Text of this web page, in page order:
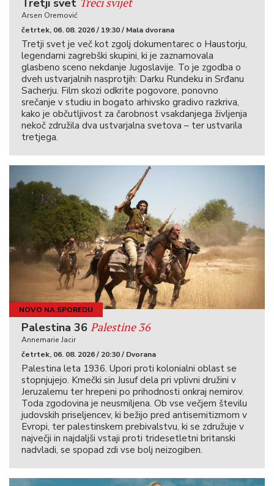
Tretji svet
Arsen Oremović
četrtek, 06. 08. 2026 / 19:30 / Mala dvorana
Tretji svet je več kot zgolj dokumentarec o Haustorju,
legendarni zagrebški skupini, ki je zaznamovala
glasbeno sceno nekdanje Jugoslavije. To je zgodba o
dveh ustvarjalnih nasprotjih: Darku Rundeku in Srđanu
Sacherju. Film skozi odkrite pogovore, ponovno
srečanje v studiu in bogato arhivsko gradivo razkriva,
kako je občutljivost za čarobnost vsakdanjega življenja
nekoč združila dva ustvarjalna svetova – ter ustvarila
tretjega.
NOVO NA SPOREDU
Palestina 36 Palestine 36
Annemarie Jacir
četrtek, 06. 08. 2026 / 20:30 / Dvorana
Palestina leta 1936. Upori proti kolonialni oblast se
stopnjujejo. Kmečki sin Jusuf dela pri vplivni družini v
Jeruzalemu ter hrepeni po prihodnosti onkraj nemirov.
Toda zgodovina je neusmiljena. Ob vse večjem številu
judovskih priseljencev, ki bežijo pred antisemitizmom v
Evropi, ter palestinskem prebivalstvu, ki se združuje v
največji in najdaljši vstaji proti tridesetletni britanski
nadvladi, se spopad zdi vse bolj neizogiben.